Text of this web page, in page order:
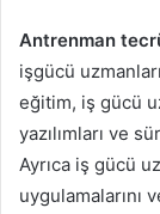
Antrenman
işgücü
eğitim, iş gücü
yazılımları ve
Ayrıca iş gücü
uygulamalarını